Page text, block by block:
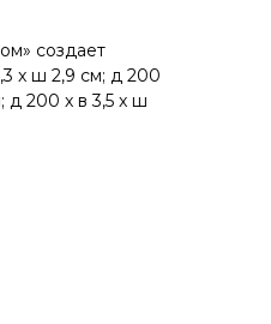
создает
x ш 2,9 см; д 200
д 200 x в 3,5 x ш